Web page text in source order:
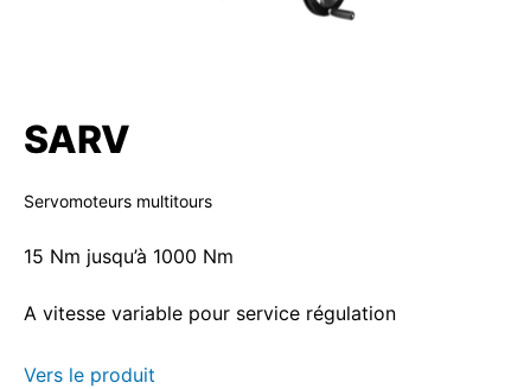
SARV
Servomoteurs multitours
15 Nm jusqu’à 1000 Nm
A vitesse variable pour service régulation
Vers le produit